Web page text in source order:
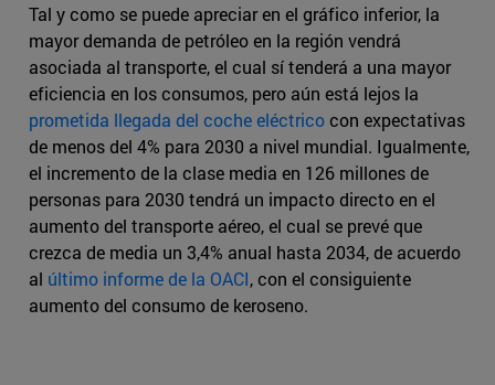
Tal y como se puede apreciar en el gráfico inferior, la
mayor demanda de petróleo en la región vendrá
asociada al transporte, el cual sí tenderá a una mayor
eficiencia en los consumos, pero aún está lejos la
prometida llegada del coche eléctricocon expectativas
de menos del 4% para 2030 a nivel mundial. Igualmente,
el incremento de la clase media en 126 millones de
personas para 2030 tendrá un impacto directo en el
aumento del transporte aéreo, el cual se prevé que
crezca de media un 3,4% anual hasta 2034, de acuerdo
al último informe de la OACI, con el consiguiente
aumento del consumo de keroseno.